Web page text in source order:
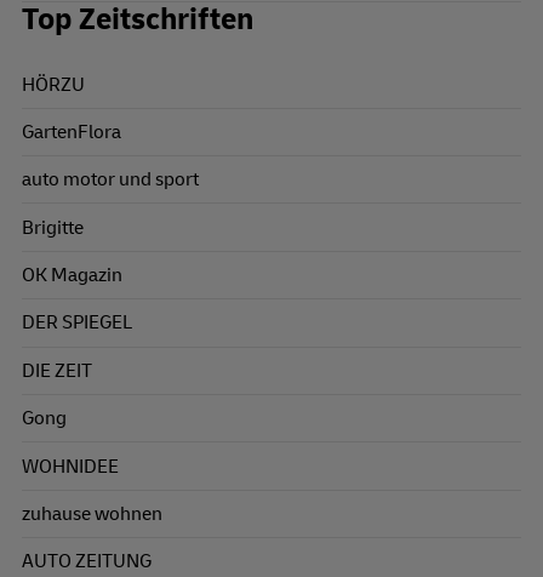
Top Zeitschriften
HÖRZU
GartenFlora
auto motor und sport
Brigitte
OK Magazin
DER SPIEGEL
DIE ZEIT
Gong
WOHNIDEE
zuhause wohnen
AUTO ZEITUNG